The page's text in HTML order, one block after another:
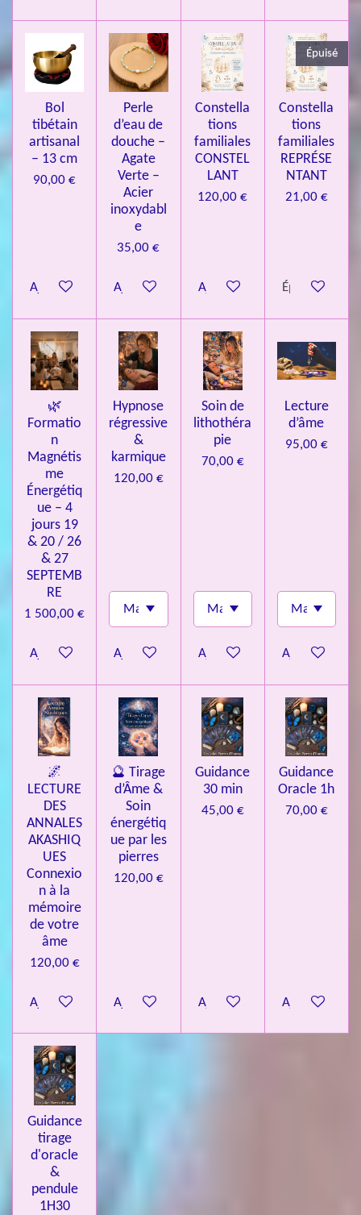
3
l
Bol
tibétain
artisanal
– 13 cm
90,00 €
Ajouter au panier
Perle
d’eau de
douche –
Agate
Verte –
Acier
inoxydabl
e
35,00 €
Ajouter au panier
Constella
tions
familiales
CONSTEL
LANT
120,00 €
Ajouter au panier
Épuisé
Constella
tions
familiales
REPRÉSE
NTANT
21,00 €
Épuisé
🌿
Formatio
n
Magnétis
me
Énergétiq
ue – 4
jours 19
& 20 / 26
& 27
SEPTEMB
RE
1 500,00 €
Ajouter au panier
Hypnose
régressive
&
karmique
120,00 €
Ajouter au panier
Soin de
lithothéra
pie
70,00 €
Ajouter au panier
Lecture
d’âme
95,00 €
Ajouter au
🌌
LECTURE
DES
ANNALES
AKASHIQ
UES
Connexio
n à la
mémoire
de votre
âme
120,00 €
Ajouter au panier
🔮 Tirage
d’Âme &
Soin
énergétiq
ue par les
pierres
120,00 €
Ajouter au panier
Guidance
30 min
45,00 €
Ajouter au panier
Guidance
Oracle 1h
70,00 €
Ajouter au
Guidance
tirage
d'oracle
&
pendule
1H30